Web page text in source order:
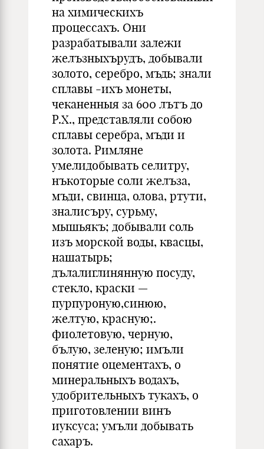
на химическихъ
процессахъ. Они
разрабатывали залежи
желъзныхърудъ, добывали
золото, серебро, мъдь; зна­ли
сплавы -ихъ монеты,
чеканенныя за 600 лътъ до
Р.X., представляли собою
сплавы серебра, мъди и
золо­та. Римляне
умелидобывать селитру,
нъкоторые соли желъза,
мъди, свинца, олова, ртути,
зналисъру, сурьму,
мышьякъ; добывали соль
изъ морской воды, квасцы,
нашатырь;
дълалиглинянную посуду,
стекло, краски —
пурпуроную,синюю,
желтую, красную;.
фиолетовую, черную,
бълую, зеленую; имъли
понятие оцементахъ, о
минеральныхъ водахъ,
удобрительныхъ тукахъ, о
приготовлении винъ
иуксуса; умъли добывать
сахаръ.